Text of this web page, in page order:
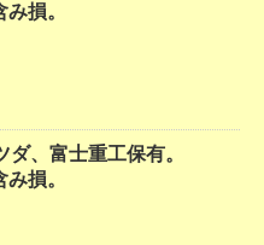
損。
ダ、富士重工保有。
損。